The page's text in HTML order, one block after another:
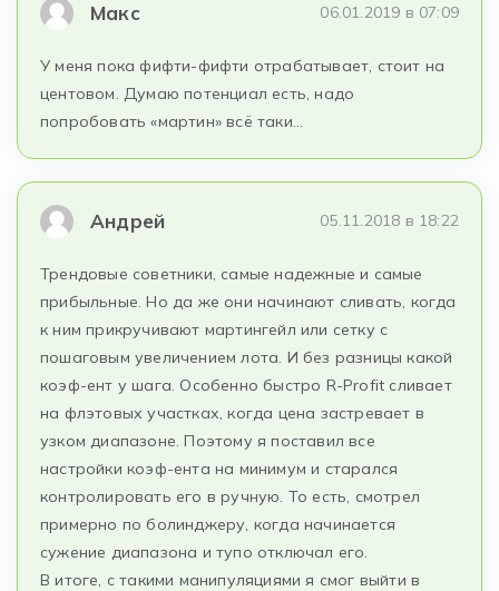
Макс 06.01.2019 в 07:09
У меня пока фифти-фифти отрабатывает, стоит на
центовом. Думаю потенциал есть, надо
попробовать «мартин» всё таки…
Андрей 05.11.2018 в 18:22
Трендовые советники, самые надежные и самые
прибыльные. Но да же они начинают сливать, когда
к ним прикручивают мартингейл или сетку с
пошаговым увеличением лота. И без разницы какой
коэф-ент у шага. Особенно быстро R-Profit сливает
на флэтовых участках, когда цена застревает в
узком диапазоне. Поэтому я поставил все
настройки коэф-ента на минимум и старался
контролировать его в ручную. То есть, смотрел
примерно по болинджеру, когда начинается
сужение диапазона и тупо отключал его.
В итоге, с такими манипуляциями я смог выйти в